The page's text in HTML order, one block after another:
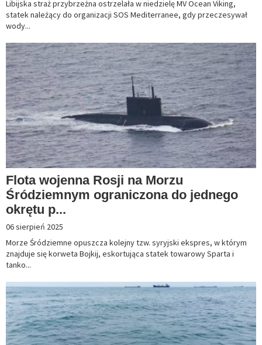
Libijska straż przybrzeżna ostrzelała w niedzielę MV Ocean Viking,
statek należący do organizacji SOS Mediterranee, gdy przeczesywał
wody...
Flota wojenna Rosji na Morzu
Śródziemnym ograniczona do jednego
okrętu p...
06 sierpień 2025
Morze Śródziemne opuszcza kolejny tzw. syryjski ekspres, w którym
znajduje się korweta Bojkij, eskortująca statek towarowy Sparta i
tanko...